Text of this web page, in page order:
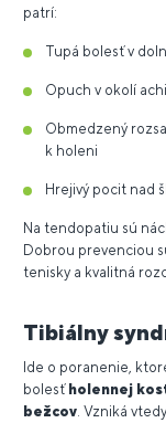
patrí:
Tupá bolesť v
Opuch v okolí
Obmedzený
k holeni
Hrejivý pocit nad
Na tendopatiu sú
Dobrou prevenciou
tenisky a kvalitná
Tibiálny
Ide o poranenie,
bolesť holennej
bežcov . Vzniká